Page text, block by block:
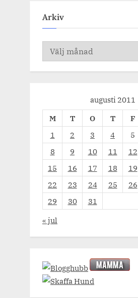
Arkiv
Arkiv
augusti 2011
M
T O T F
1
2 3 4 5
8
9 10 11 12
15
16 17 18 19
22
23 24 25 26
29
30
31
« jul